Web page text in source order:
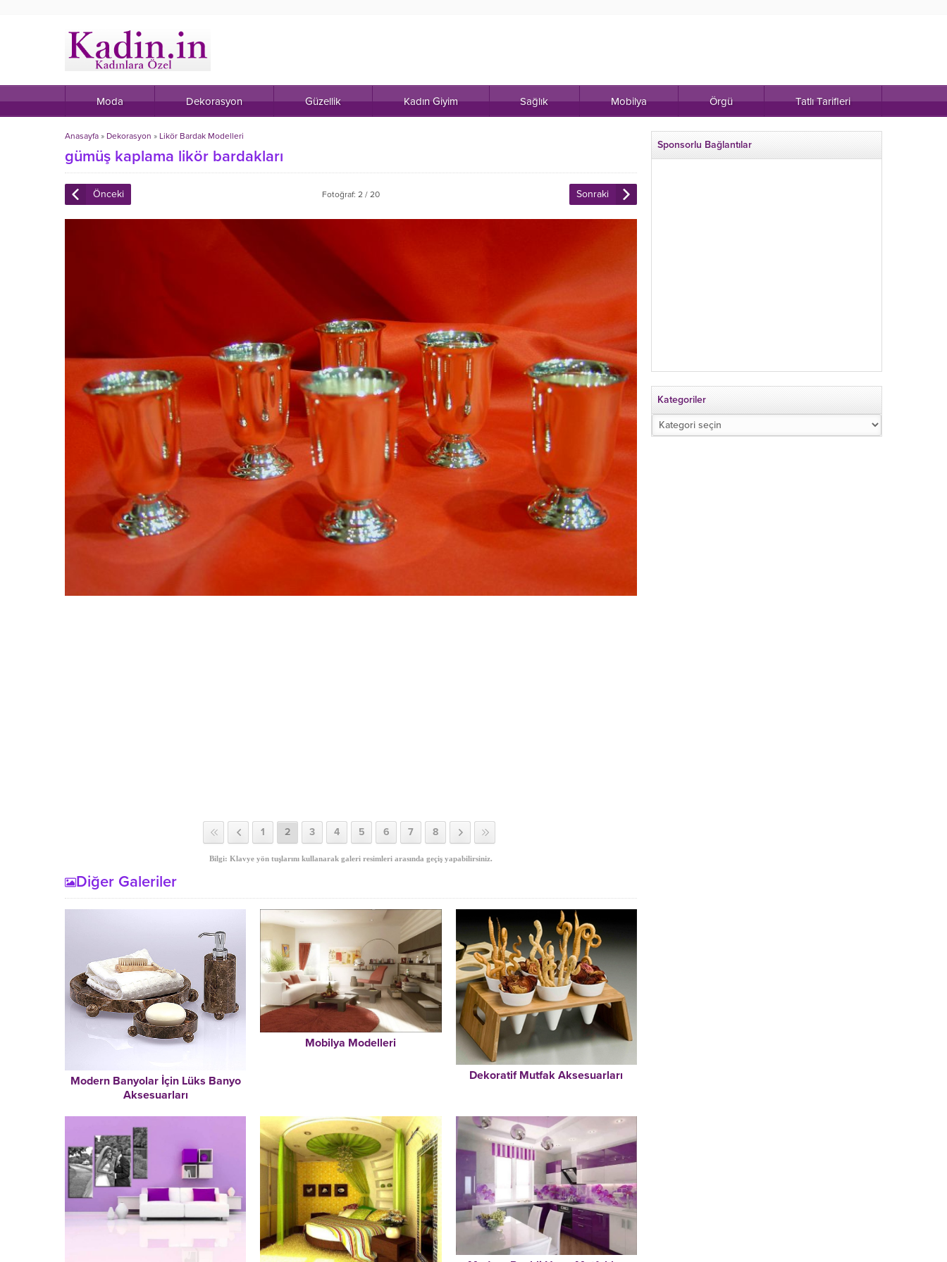
Moda Dekorasyon Güzellik Kadın Giyim Sağlık Mobilya Örgü Tatlı Tarifleri
Anasayfa » Dekorasyon » Likör Bardak Modelleri
gümüş kaplama likör bardakları
Önceki Fotoğraf: 2 / 20 Sonraki
1 2 3 4 5 6 7 8
Bilgi: Klavye yön tuşlarını kullanarak galeri resimleri arasında geçiş yapabilirsiniz.
Diğer Galeriler
Modern Banyolar İçin Lüks Banyo
Aksesuarları
Mobilya Modelleri
Dekoratif Mutfak Aksesuarları
Sponsorlu Bağlantılar
Kategoriler
Kategoriler